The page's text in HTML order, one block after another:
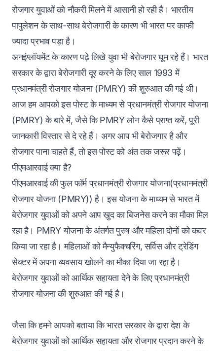
रोजगार युवाओं को नौकरी मिलने में आसानी हो रही है। भारतीय
पापुलेशन के साथ-साथ बेरोजगारी के कारण भी भारत पर काफी
ज्यादा प्रभाव पड़ा है।
अनइंप्लॉयमेंट के कारण पढ़े लिखे युवा भी बेरोजगार घूम रहे हैं। भारत
सरकार के द्वारा बेरोजगारी दूर करने के लिए साल 1993 में
प्रधानमंत्री रोजगार योजना (PMRY) की शुरुआत की गई थी।
आज हम आपको इस पोस्ट के माध्यम से प्रधानमंत्री रोजगार योजना
(PMRY) के बारे में, जैसे कि PMRY लोन कैसे प्राप्त करें, पूरी
जानकारी विस्तार से दे रहे हैं। अगर आप भी बेरोजगार है और
रोजगार पाना चाहते हैं, तो इस पोस्ट को अंत तक जरूर पढ़ें।
पीएमआरवाई क्या है?
पीएमआरवाई की फुल फॉर्म प्रधानमंत्री रोजगार योजना(प्रधानमंत्री
रोजगार योजना (PMRY)) है। इस योजना के माध्यम से भारत में
बेरोजगार युवाओं को अपने आप खुद का बिजनेस करने का मौका मिल
रहा है। PMRY योजना के अंतर्गत पुरुष और महिला दोनों को कवर
किया जा रहा है। महिलाओं को मैन्युफैक्चरिंग, सर्विस और ट्रेडिंग
सेक्टर में अपना व्यवसाय खोलने का मौका दिया जा रहा है।
बेरोजगार युवाओं को आर्थिक सहायता देने के लिए प्रधानमंत्री
रोजगार योजना की शुरुआत की गई है।
जैसा कि हमने आपको बताया कि भारत सरकार के द्वारा देश के
बेरोजगार युवाओं को आर्थिक सहायता और रोजगार प्रदान करने के